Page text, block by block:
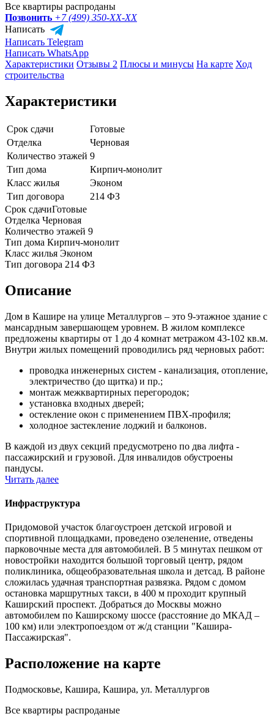
Все квартиры распроданы
Позвонить +7 (499) 350-XX-XX
Написать
Написать Telegram
Написать WhatsApp
Характеристики Отзывы 2 Плюсы и минусы На карте Ход
строительства
Характеристики
Срок сдачи
Готовые
Отделка
Черновая
Количество этажей 9
Тип дома
Кирпич-монолит
Класс жилья
Эконом
Тип договора
214 ФЗ
Срок сдачиГотовые
Отделка Черновая
Количество этажей 9
Тип дома Кирпич-монолит
Класс жилья Эконом
Тип договора 214 ФЗ
Описание
Дом в Кашире на улице Металлургов – это 9-этажное здание с
мансардным завершающем уровнем. В жилом комплексе
предложены квартиры от 1 до 4 комнат метражом 43-102 кв.м.
Внутри жилых помещений проводились ряд черновых работ:
проводка инженерных систем - канализация, отопление,
электричество (до щитка) и пр.;
монтаж межквартирных перегородок;
установка входных дверей;
остекление окон с применением ПВХ-профиля;
холодное застекление лоджий и балконов.
В каждой из двух секций предусмотрено по два лифта -
пассажирский и грузовой. Для инвалидов обустроены
пандусы.
Читать далее
Инфраструктура
Придомовой участок благоустроен детской игровой и
спортивной площадками, проведено озеленение, отведены
парковочные места для автомобилей. В 5 минутах пешком от
новостройки находится большой торговый центр, рядом
поликлиника, общеобразовательная школа и детсад. В районе
сложилась удачная транспортная развязка. Рядом с домом
остановка маршрутных такси, в 400 м проходит крупный
Каширский проспект. Добраться до Москвы можно
автомобилем по Каширскому шоссе (расстояние до МКАД –
100 км) или электропоездом от ж/д станции "Кашира-
Пассажирская".
Расположение на карте
Подмосковье, Кашира, Кашира, ул. Металлургов
Все квартиры распроданые